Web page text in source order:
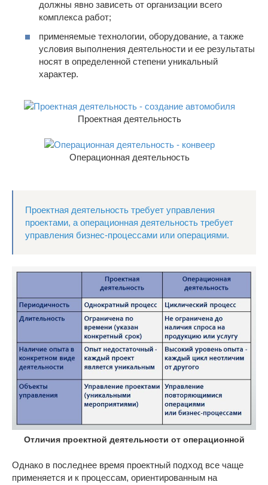
должны явно зависеть от организации всего
комплекса работ;
применяемые технологии, оборудование, а также
условия выполнения деятельности и ее результаты
носят в определенной степени уникальный
характер.
Проектная деятельность
Операционная деятельность
Проектная деятельность требует управления
проектами, а операционная деятельность требует
управления бизнес-процессами или операциями.
Отличия проектной деятельности от операционной
Однако в последнее время проектный подход все чаще
применяется и к процессам, ориентированным на